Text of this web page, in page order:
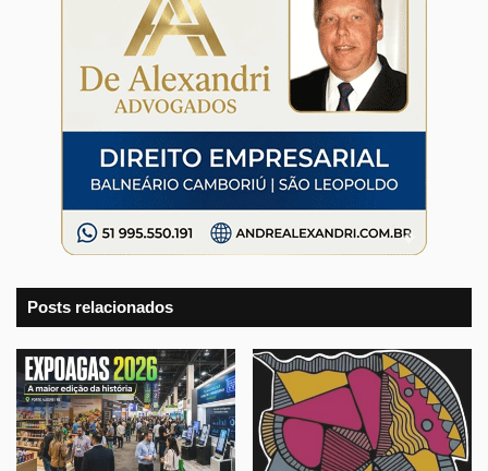
Posts relacionados